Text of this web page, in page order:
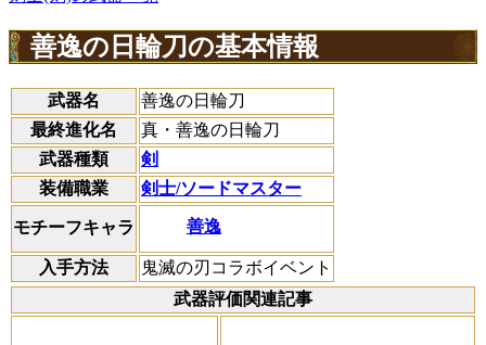
善逸の日輪刀の基本情報
武器名
善逸の日輪刀
最終進化名
真・善逸の日輪刀
武器種類
剣
装備職業
剣士/ソードマスター
モチーフキャラ 善逸
入手方法
鬼滅の刃コラボイベント
武器評価関連記事